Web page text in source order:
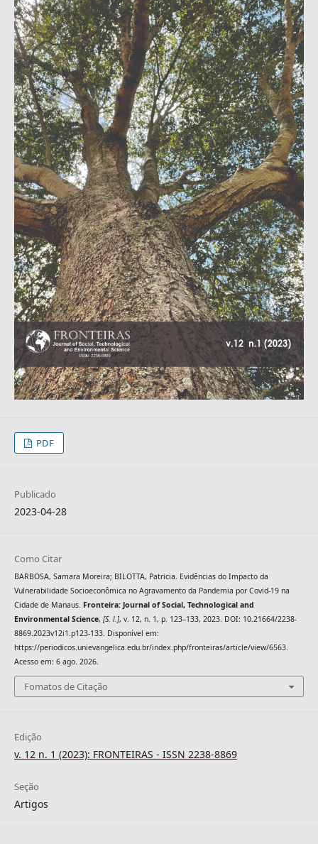
PDF
Publicado
2023-04-28
Como Citar
BARBOSA, Samara Moreira; BILOTTA, Patricia. Evidências do Impacto da
Vulnerabilidade Socioeconômica no Agravamento da Pandemia por Covid-19 na
Cidade de Manaus. Fronteira: Journal of Social, Technological and
Environmental Science, [S. l.], v. 12, n. 1, p. 123–133, 2023. DOI: 10.21664/2238-
8869.2023v12i1.p123-133. Disponível em:
https://periodicos.unievangelica.edu.br/index.php/fronteiras/article/view/6563.
Acesso em: 6 ago. 2026.
Fomatos de Citação
Edição
v. 12 n. 1 (2023): FRONTEIRAS - ISSN 2238-8869
Seção
Artigos